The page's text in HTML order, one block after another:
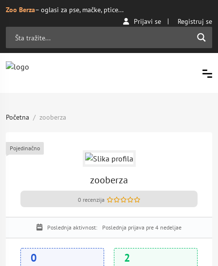
Zoo Berza– oglasi za pse, mačke, ptice...
Prijavi se
Registruj se
Početna zooberza
Pojedinačno
zooberza
0 recenzija
Poslednja aktivnost: Poslednja prijava pre 4 nedeljae
0 2